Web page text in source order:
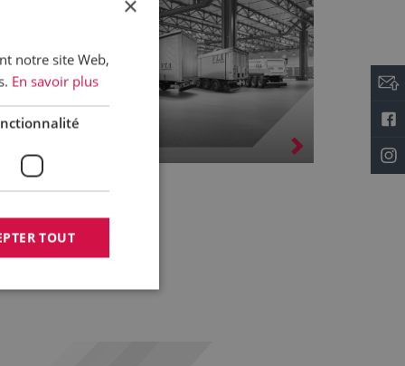
notre site Web,
En savoir plus
TOUT